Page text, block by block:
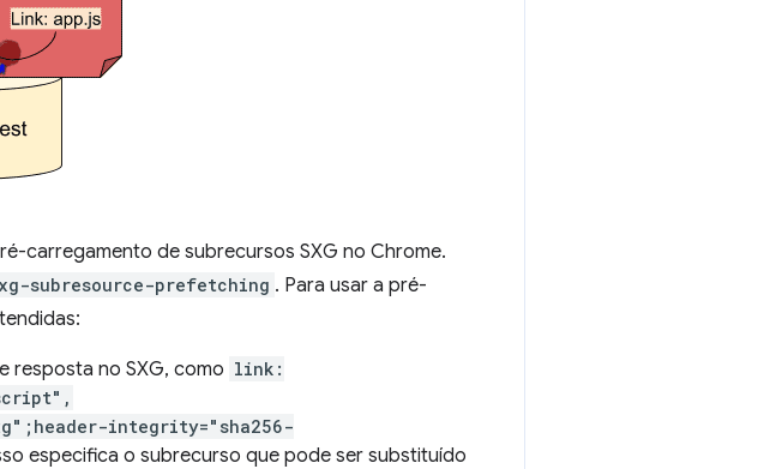
carregamento de subrecursos SXG no Chrome.
subresource-prefetching . Para usar a pré-
resposta no SXG, como link:
integrity="sha256-
especifica o subrecurso que pode ser substituído